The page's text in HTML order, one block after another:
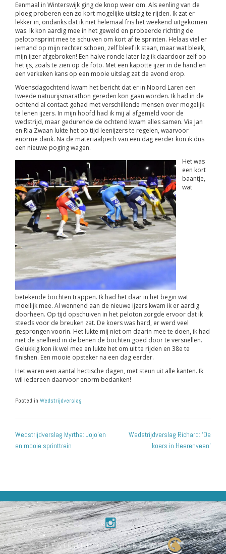
Eenmaal in Winterswijk ging de knop weer om. Als eenling van de
ploeg proberen een zo kort mogelijke uitslag te rijden. Ik zat er
lekker in, ondanks dat ik niet helemaal fris het weekend uitgekomen
was. Ik kon aardig mee in het geweld en probeerde richting de
pelotonsprint mee te schuiven om kort af te sprinten. Helaas viel er
iemand op mijn rechter schoen, zelf bleef ik staan, maar wat bleek,
mijn ijzer afgebroken! Een halve ronde later lag ik daardoor zelf op
het ijs, zoals te zien op de foto. Met een kapotte ijzer in de hand en
een verkeken kans op een mooie uitslag zat de avond erop.
Woensdagochtend kwam het bericht dat er in Noord Laren een
tweede natuurijsmarathon gereden kon gaan worden. Ik had in de
ochtend al contact gehad met verschillende mensen over mogelijk
te lenen ijzers. In mijn hoofd had ik mij al afgemeld voor de
wedstrijd, maar gedurende de ochtend kwam alles samen. Via Jan
en Ria Zwaan lukte het op tijd leenijzers te regelen, waarvoor
enorme dank. Na de materiaalpech van een dag eerder kon ik dus
een nieuwe poging wagen.
Het was
een kort
baantje,
wat
betekende bochten trappen. Ik had het daar in het begin wat
moeilijk mee. Al wennend aan de nieuwe ijzers kwam ik er aardig
doorheen. Op tijd opschuiven in het peloton zorgde ervoor dat ik
steeds voor de breuken zat. De koers was hard, er werd veel
gesprongen voorin. Het lukte mij niet om daarin mee te doen, ik had
niet de snelheid in de benen de bochten goed door te versnellen.
Gelukkig kon ik wel mee en lukte het om uit te rijden en 38e te
finishen. Een mooie opsteker na een dag eerder.
Het waren een aantal hectische dagen, met steun uit alle kanten. Ik
wil iedereen daarvoor enorm bedanken!
Posted in Wedstrijdverslag
NAVIGATION
Wedstrijdverslag Myrthe: Jojo’en
en mooie sprinttrein
Wedstrijdverslag Richard: ‘De
koers in Heerenveen’
DESIGNED BY SMARTCAT